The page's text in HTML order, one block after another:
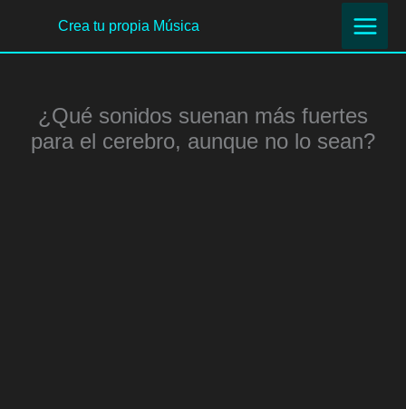
contenido
Crea tu propia Música
¿Qué sonidos suenan más fuertes
para el cerebro, aunque no lo sean?